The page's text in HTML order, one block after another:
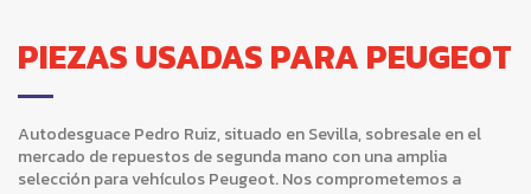
PIEZAS USADAS PARA PEUGEOT
Autodesguace Pedro Ruiz, situado en Sevilla, sobresale en el
mercado de repuestos de segunda mano con una amplia
selección para vehículos Peugeot. Nos comprometemos a